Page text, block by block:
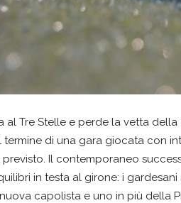
al Tre Stelle e perde la vetta
termine di una gara giocata con
Il contemporaneo
in testa al girone: i
capolista e uno in più della